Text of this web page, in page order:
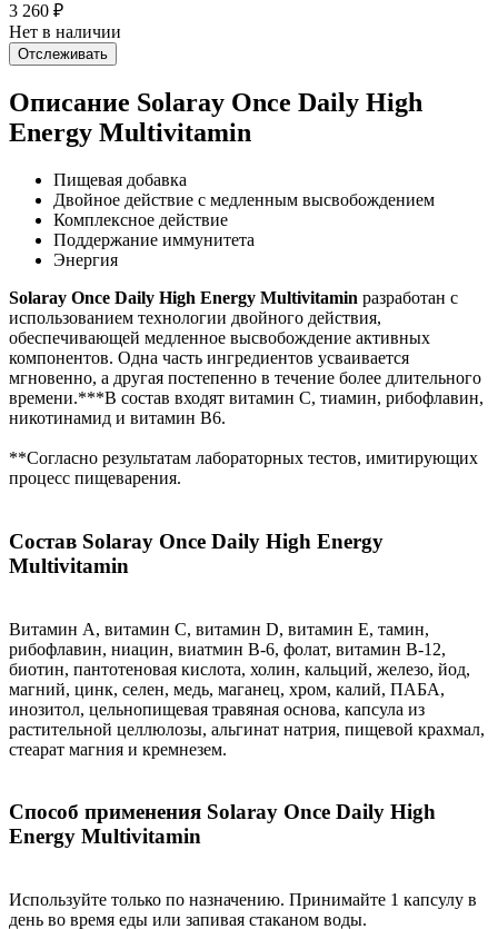
3 260 ₽
Нет в наличии
Отслеживать
Описание Solaray Once Daily High
Energy Multivitamin
Пищевая добавка
Двойное действие с медленным высвобождением
Комплексное действие
Поддержание иммунитета
Энергия
Solaray Once Daily High Energy Multivitamin разработан с
использованием технологии двойного действия,
обеспечивающей медленное высвобождение активных
компонентов. Одна часть ингредиентов усваивается
мгновенно, а другая постепенно в течение более длительного
времени.***В состав входят витамин C, тиамин, рибофлавин,
никотинамид и витамин B6.
**Согласно результатам лабораторных тестов, имитирующих
процесс пищеварения.
Состав Solaray Once Daily High Energy
Multivitamin
Витамин А, витамин С, витамин D, витамин Е, тамин,
рибофлавин, ниацин, виатмин В-6, фолат, витамин В-12,
биотин, пантотеновая кислота, холин, кальций, железо, йод,
магний, цинк, селен, медь, маганец, хром, калий, ПАБА,
инозитол, цельнопищевая травяная основа, капсула из
растительной целлюлозы, альгинат натрия, пищевой крахмал,
стеарат магния и кремнезем.
Способ применения Solaray Once Daily High
Energy Multivitamin
Используйте только по назначению. Принимайте 1 капсулу в
день во время еды или запивая стаканом воды.